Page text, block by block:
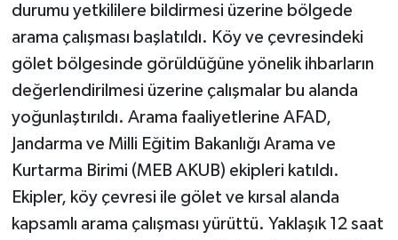
durumu yetkililere bildirmesi üzerine bölgede
arama çalışması başlatıldı. Köy ve çevresindeki
gölet bölgesinde görüldüğüne yönelik ihbarların
değerlendirilmesi üzerine çalışmalar bu alanda
yoğunlaştırıldı. Arama faaliyetlerine AFAD,
Jandarma ve Milli Eğitim Bakanlığı Arama ve
Kurtarma Birimi (MEB AKUB) ekipleri katıldı.
Ekipler, köy çevresi ile gölet ve kırsal alanda
kapsamlı arama çalışması yürüttü. Yaklaşık 12 saat